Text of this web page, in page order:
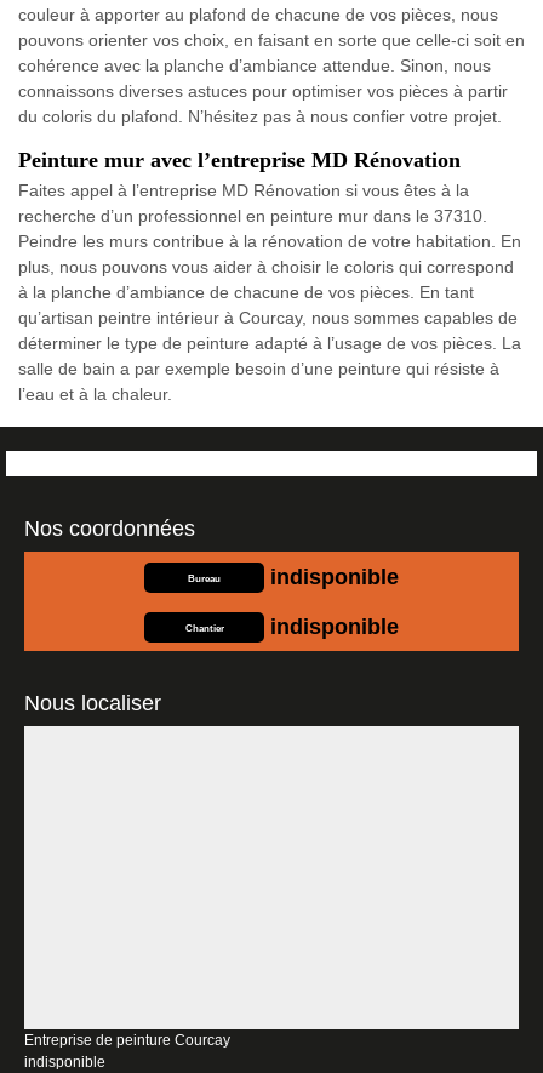
couleur à apporter au plafond de chacune de vos pièces, nous
pouvons orienter vos choix, en faisant en sorte que celle-ci soit en
cohérence avec la planche d’ambiance attendue. Sinon, nous
connaissons diverses astuces pour optimiser vos pièces à partir
du coloris du plafond. N’hésitez pas à nous confier votre projet.
Peinture mur avec l’entreprise MD Rénovation
Faites appel à l’entreprise MD Rénovation si vous êtes à la
recherche d’un professionnel en peinture mur dans le 37310.
Peindre les murs contribue à la rénovation de votre habitation. En
plus, nous pouvons vous aider à choisir le coloris qui correspond
à la planche d’ambiance de chacune de vos pièces. En tant
qu’artisan peintre intérieur à Courcay, nous sommes capables de
déterminer le type de peinture adapté à l’usage de vos pièces. La
salle de bain a par exemple besoin d’une peinture qui résiste à
l’eau et à la chaleur.
Nos coordonnées
Bureau indisponible
Chantier indisponible
Nous localiser
Entreprise de peinture Courcay
indisponible